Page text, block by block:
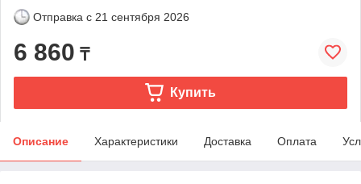
Отправка с 21 сентября 2026
6 860 ₸
Купить
Описание Характеристики Доставка Оплата